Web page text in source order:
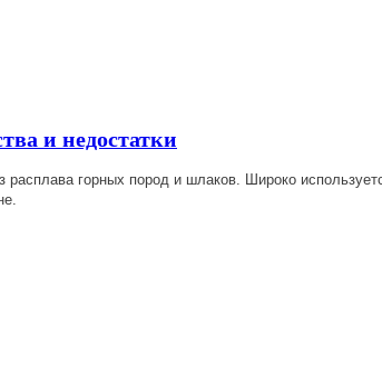
и недостатки
горных пород и шлаков. Широко